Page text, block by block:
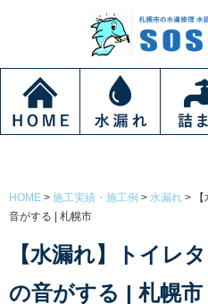
HOME > 施工実績・施工例 > 水漏れ >
音がする | 札幌市
【水漏れ】トイレ
の音がする | 札幌市